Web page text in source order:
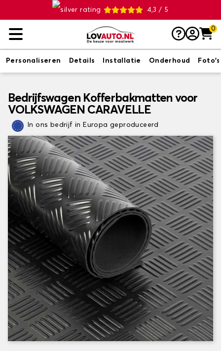
4,3 / 5
0
Personaliseren Details Installatie Onderhoud Foto's
Bedrijfswagen Kofferbakmatten voor
VOLKSWAGEN CARAVELLE
In ons bedrijf in Europa geproduceerd